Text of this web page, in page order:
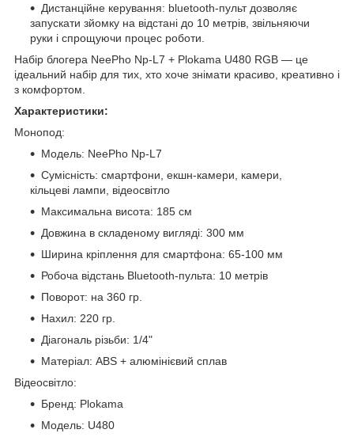
Дистанційне керування: bluetooth-пульт дозволяє
запускати зйомку на відстані до 10 метрів, звільняючи
руки і спрощуючи процес роботи.
Набір блогера NeePho Np-L7 + Plokama U480 RGB — це
ідеальний набір для тих, хто хоче знімати красиво, креативно і
з комфортом.
Характеристики:
Монопод:
Модель: NeePho Np-L7
Сумісність: смартфони, екшн-камери, камери,
кільцеві лампи, відеосвітло
Максимальна висота: 185 см
Довжина в складеному вигляді: 300 мм
Ширина кріплення для смартфона: 65-100 мм
Робоча відстань Bluetooth-пульта: 10 метрів
Поворот: на 360 гр.
Нахил: 220 гр.
Діагональ різьби: 1/4"
Матеріал: ABS + алюмінієвий сплав
Відеосвітло:
Бренд: Plokama
Модель: U480